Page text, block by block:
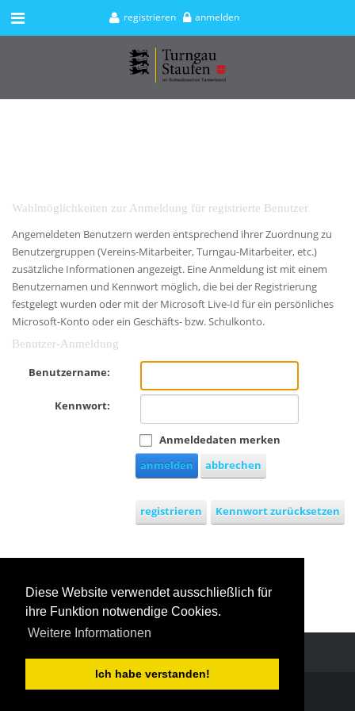
Diese Website verwendet ausschließlich für
ihre Funktion notwendige Cookies.
Weitere Informationen
Ich habe verstanden!
registrieren anmelden
Wahlmöglichkeiten zur Anmeldung für registrierte Benutzer
Angemeldeten Benutzern werden entsprechend ihrer Zuordnung zu
Benutzergruppen (Vereins-Mitarbeiter, Turngau-Mitarbeiter, etc.)
zusätzliche Informationen angezeigt. Eine Anmeldung ist mit einem
Benutzernamen und Kennwort möglich, die bei der Registrierung
festgelegt wurden oder mit der Microsoft Live-Id für ein persönliches
Microsoft-Konto oder ein Geschäfts- bzw. Schulkonto.
Benutzer-Anmeldung
Benutzername:
Kennwort:
Anmeldedaten merken
anmelden
abbrechen
registrieren Kennwort zurücksetzen
Live-ID an